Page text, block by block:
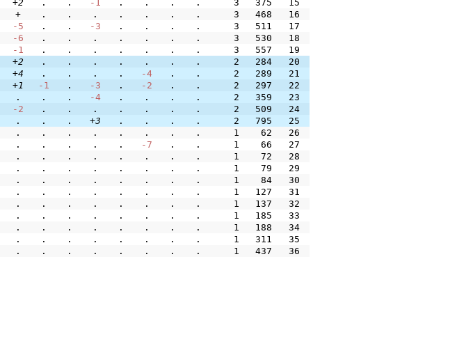
+2 . . -1 . . . . 3 375
15
+ . . . . . . . 3 468
16
-5 . . -3 . . . . 3 511
17
-6 . . . . . . . 3 530
18
-1 . . . . . . . 3 557
19
+2 . . . . . . . 2 284
20
+4 . . . . -4 . . 2 289
21
+1 -1 . -3 . -2 . . 2 297
22
. . . -4 . . . . 2 359
23
-2 . . . . . . . 2 509
24
. . . +3 . . . . 2 795
25
. . . . . . . . 1 62
26
. . . . . -7 . . 1 66
27
. . . . . . . . 1 72
28
. . . . . . . . 1 79
29
. . . . . . . . 1 84
30
. . . . . . . . 1 127
31
. . . . . . . . 1 137
32
. . . . . . . . 1 185
33
. . . . . . . . 1 188
34
. . . . . . . . 1 311
35
. . . . . . . . 1 437 36